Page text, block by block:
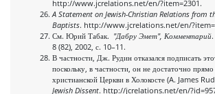
http://www.jcrelations.net/en/?item=2301.
A Statement on Jewish-Christian Relations from
Baptists. http://www.jcrelations.net/en/
См. Юрий Табак. "Дабру Эмет", Комментарий
8 (82), 2002, с. 10–11.
В частности, Дж. Рудин отказался подписать
поскольку, в частности, он не достаточно
христианской Церкви в Холокосте (A. James
Jewish Dissent. http://jcrelations.net/en/